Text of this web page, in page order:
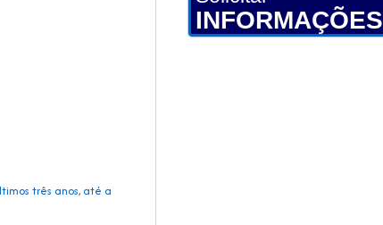
três anos, até a
INFORMAÇÕES